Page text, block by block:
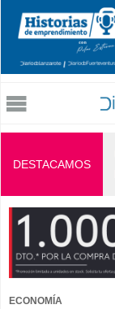
DESTACAMOS
ECONOMÍA